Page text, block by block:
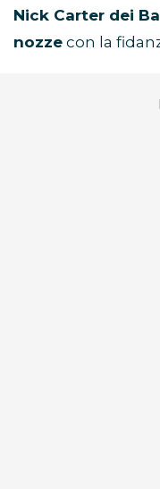
Nick Carter dei
nozze con la